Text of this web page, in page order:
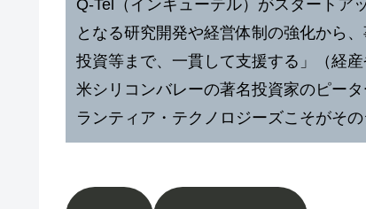
Q-Tel（インキューテル）がスタートア
となる研究開発や経営体制の強化から
投資等まで、一貫して支援する」（経産
米シリコンバレーの著名投資家のピー
ランティア・テクノロジーズこそがそ